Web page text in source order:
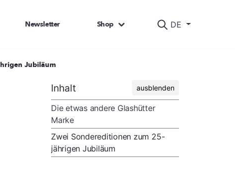
DE
Newsletter Shop
Jubiläum
Inhalt ausblenden
Die etwas andere Glashütter
Marke
Zwei Sondereditionen zum 25-
jährigen Jubiläum